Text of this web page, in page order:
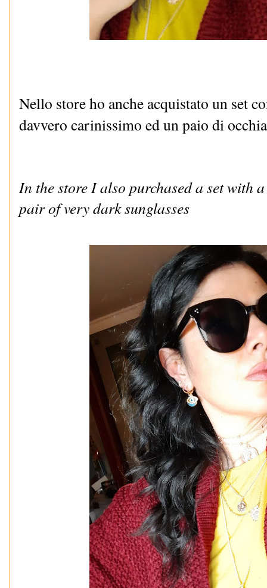
Nello store ho anche acquistato un set
davvero carinissimo ed un paio di
In the store I also purchased a set with
pair of very dark sunglasses